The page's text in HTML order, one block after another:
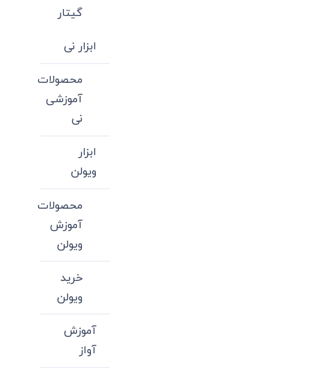
گیتار
ابزار نی
محصولات
آموزشی
نی
ابزار
ویولن
محصولات
آموزش
ویولن
خرید
ویولن
آموزش
آواز